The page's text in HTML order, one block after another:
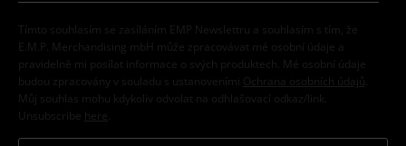
Tímto souhlasím se zasíláním EMP Newslettru a souhlasím s tím, že
E.M.P. Merchandising mbH může zpracovávat mé osobní údaje a
pravidelně mi posílat informace o svých produktech. Mé osobní údaje
budou zpracovány v souladu s ustanoveními
Ochrana osobních údajů
Můj souhlas mohu kdykoliv odvolat na odhlašovací odkaz/link.
Unsubscribe here